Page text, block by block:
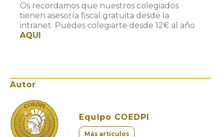
Os recordamos que nuestros colegiados
tienen asesoría fiscal gratuita desde la
intranet. Puedes colegiarte desde 12€ al año
AQUI
Autor
Equipo COEDPI
Más artículos